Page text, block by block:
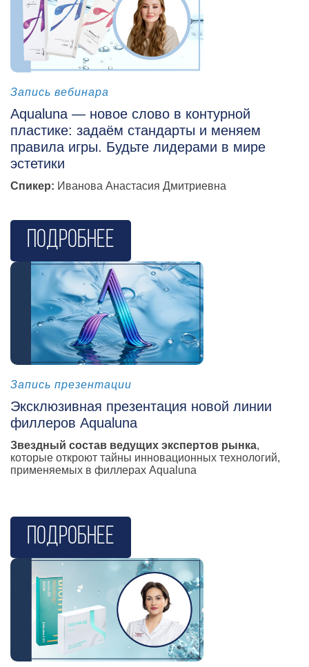
косметология
Запись вебинара
Aqualuna — новое слово в контурной
пластике: задаём стандарты и меняем
правила игры. Будьте лидерами в мире
эстетики
Спикер: Иванова Анастасия Дмитриевна
Подробнее
косметология
Запись презентации
Эксклюзивная презентация новой линии
филлеров Aqualuna
Звездный состав ведущих экспертов рынка,
которые откроют тайны инновационных технологий,
применяемых в филлерах Aqualuna
Подробнее